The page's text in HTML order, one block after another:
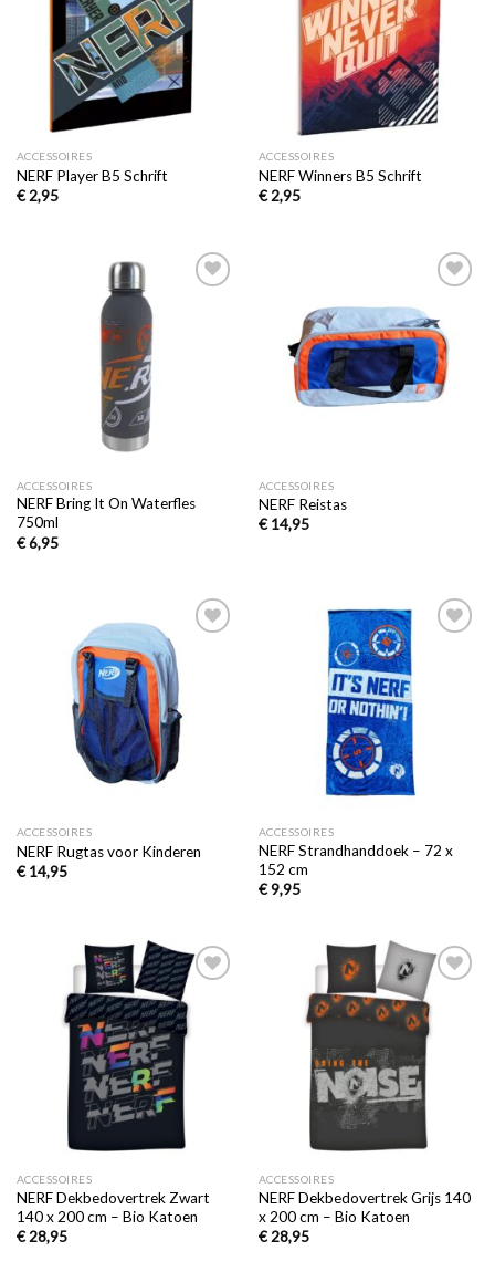
verlanglijst
ACCESSOIRES
NERF Player B5 Schrift
€2,95
verlanglijst
ACCESSOIRES
NERF Winners B5 Schrift
€2,95
ACCESSOIRES
NERF Bring It On Waterfles
750ml
€6,95
aan
verlanglijst
ACCESSOIRES
NERF Reistas
€14,95
Toevoegen
verlanglijst
ACCESSOIRES
NERF Rugtas voor Kinderen
€14,95
Toevoegen
verlanglijst
ACCESSOIRES
NERF Strandhanddoek – 72 x
152 cm
€9,95
Toevoegen
aan
verlanglijst
ACCESSOIRES
NERF Dekbedovertrek Zwart
140 x 200 cm – Bio Katoen
€28,95
Toevoegen
aan
verlanglijst
ACCESSOIRES
NERF Dekbedovertrek Grijs 140
x 200 cm – Bio Katoen
€28,95